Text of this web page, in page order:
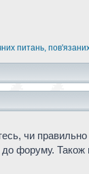
питань,
чи
форуму. Також